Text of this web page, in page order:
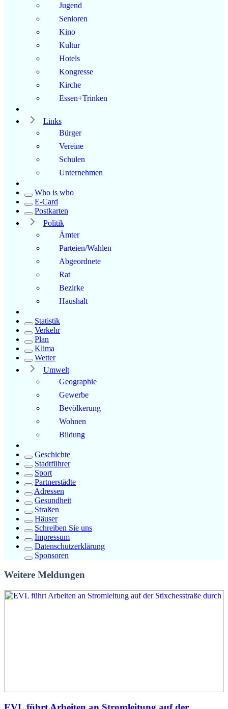
Jugend
Senioren
Kino
Kultur
Hotels
Kongresse
Kirche
Essen+Trinken
Links
Bürger
Vereine
Schulen
Unternehmen
Who is who
E-Card
Postkarten
Politik
Ämter
Parteien/Wahlen
Abgeordnete
Rat
Bezirke
Haushalt
Statistik
Verkehr
Plan
Klima
Wetter
Umwelt
Geographie
Gewerbe
Bevölkerung
Wohnen
Bildung
Geschichte
Stadtführer
Sport
Partnerstädte
Adressen
Gesundheit
Straßen
Häuser
Schreiben Sie uns
Impressum
Datenschutzerklärung
Sponsoren
Weitere Meldungen